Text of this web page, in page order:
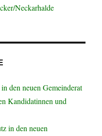
Neckarhalde
den neuen Gemeinderat
Kandidatinnen und
in den neuen